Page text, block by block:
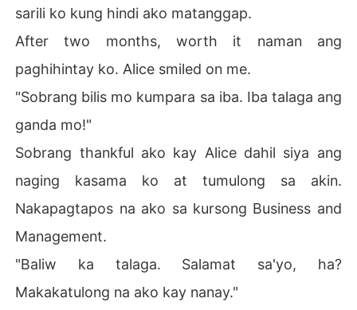
sarili ko kung hindi ako matanggap.
After two months, worth it naman ang
paghihintay ko. Alice smiled on me.
"Sobrang bilis mo kumpara sa iba. Iba talaga ang
ganda mo!"
Sobrang thankful ako kay Alice dahil siya ang
naging kasama ko at tumulong sa akin.
Nakapagtapos na ako sa kursong Business and
Management.
"Baliw ka talaga. Salamat sa'yo, ha?
Makakatulong na ako kay nanay."